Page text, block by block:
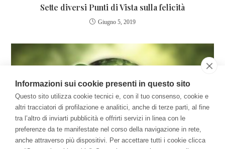
Sette diversi Punti di Vista sulla felicità
Giugno 5, 2019
Informazioni sui cookie presenti in questo sito
Questo sito utilizza cookie tecnici e, con il tuo consenso, cookie e
altri tracciatori di profilazione e analitici, anche di terze parti, al fine
tra l’altro di inviarti pubblicità e offrirti servizi in linea con le
preferenze da te manifestate nel corso della navigazione in rete,
anche attraverso più dispositivi. Per accettare tutti i cookie clicca